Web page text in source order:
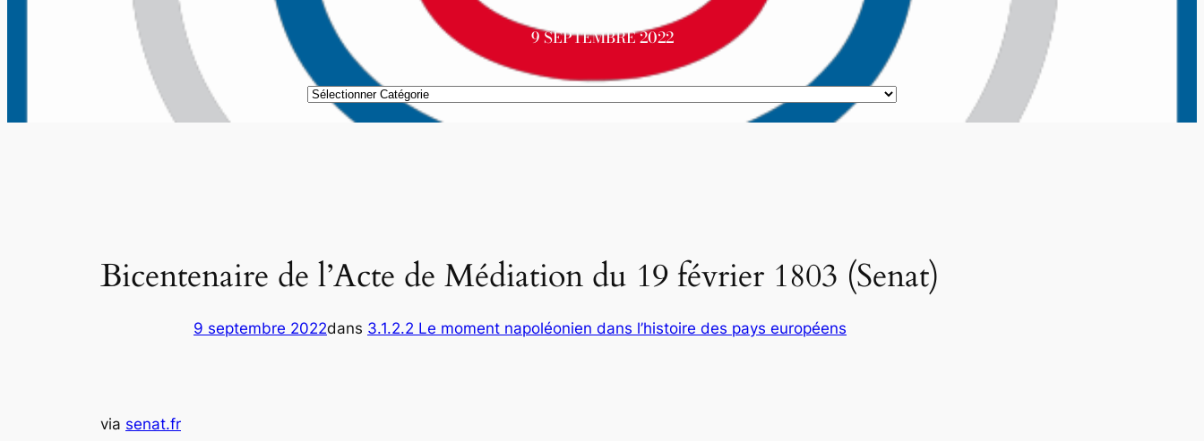
9 SEPTEMBRE 2022
Catégories
Bicentenaire de l’Acte de Médiation du 19 février 1803 (Senat)
9 septembre 2022dans 3.1.2.2 Le moment napoléonien dans l’histoire des pays européens
via senat.fr